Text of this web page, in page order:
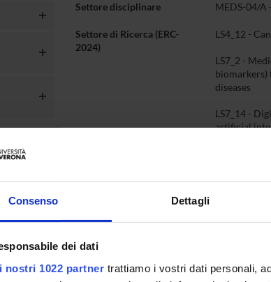
Consenso Dettagli
dei dati
i nostri 1022 partner trattiamo i vostri dati personali,
Settore disciplinare MEDS-04/A
Settore di Ricerca (ERC-
2024)
LS4_12 -
LS7_2 -
biomarkers)
diseases
LS7_14 -
artificial
Piastra